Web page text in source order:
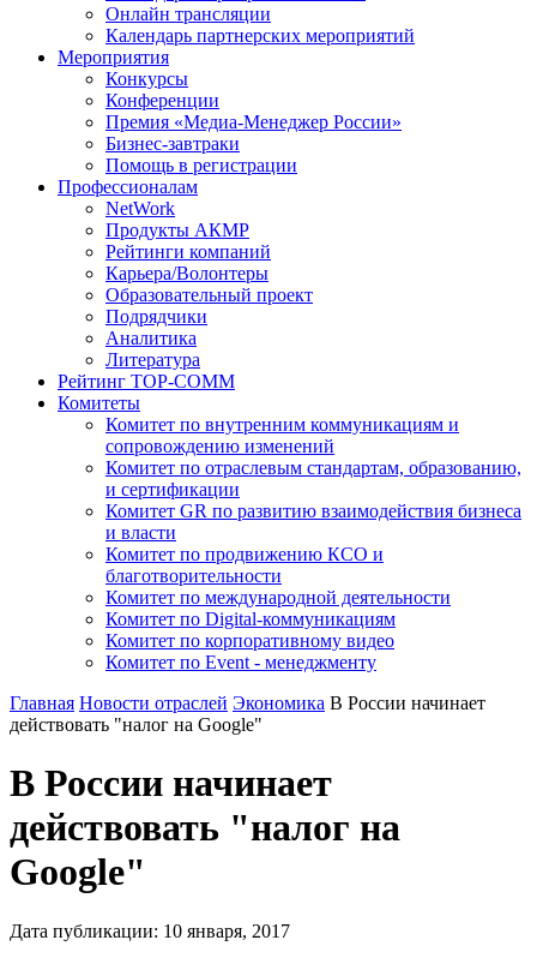
Онлайн трансляции
Календарь партнерских мероприятий
Мероприятия
Конкурсы
Конференции
Премия «Медиа-Менеджер России»
Бизнес-завтраки
Помощь в регистрации
Профессионалам
NetWork
Продукты АКМР
Рейтинги компаний
Карьера/Волонтеры
Образовательный проект
Подрядчики
Аналитика
Литература
Рейтинг TOP-COMM
Комитеты
Комитет по внутренним коммуникациям и
сопровождению изменений
Комитет по отраслевым стандартам, образованию,
и сертификации
Комитет GR по развитию взаимодействия бизнеса
и власти
Комитет по продвижению КСО и
благотворительности
Комитет по международной деятельности
Комитет по Digital-коммуникациям
Комитет по корпоративному видео
Комитет по Event - менеджменту
Главная Новости отраслей Экономика В России начинает
действовать "налог на Google"
В России начинает
действовать "налог на
Google"
Дата публикации: 10 января, 2017